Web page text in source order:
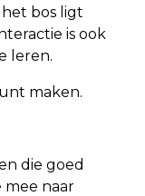
bos ligt
is ook
leren.
maken.
die goed
naar